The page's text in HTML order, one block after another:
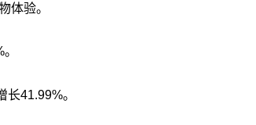
体验。
41.99%。